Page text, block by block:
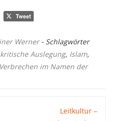
Werner - Schlagwörter
Auslegung, Islam,
Verbrechen im Namen der
Leitkultur –